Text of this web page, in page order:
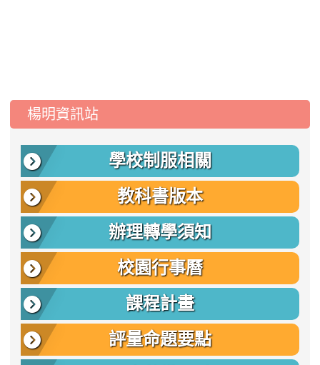
::: 楊明資訊站
學校制服相關
教科書版本
辦理轉學須知
校園行事曆
課程計畫
評量命題要點